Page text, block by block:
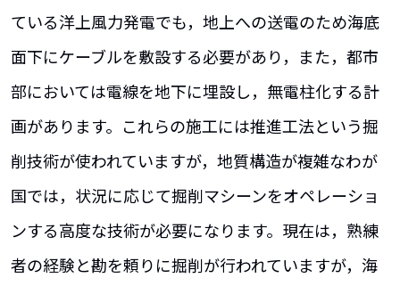
ている洋上風力発電でも，地上への送電のため海底
面下にケーブルを敷設する必要があり，また，都市
部においては電線を地下に埋設し，無電柱化する計
画があります。これらの施工には推進工法という掘
削技術が使われていますが，地質構造が複雑なわが
国では，状況に応じて掘削マシーンをオペレーショ
ンする高度な技術が必要になります。現在は，熟練
者の経験と勘を頼りに掘削が行われていますが，海